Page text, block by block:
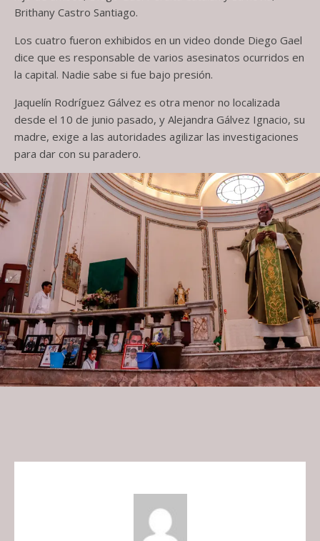
Brithany Castro Santiago.
Los cuatro fueron exhibidos en un video donde Diego Gael
dice que es responsable de varios asesinatos ocurridos en
la capital. Nadie sabe si fue bajo presión.
Jaquelín Rodríguez Gálvez es otra menor no localizada
desde el 10 de junio pasado, y Alejandra Gálvez Ignacio, su
madre, exige a las autoridades agilizar las investigaciones
para dar con su paradero.